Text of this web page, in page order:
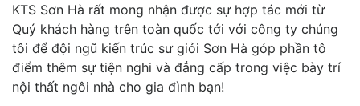
KTS Sơn Hà rất mong nhận được sự hợp tác mới từ
Quý khách hàng trên toàn quốc tới với công ty chúng
tôi để đội ngũ kiến trúc sư giỏi Sơn Hà góp phần tô
điểm thêm sự tiện nghi và đẳng cấp trong việc bày trí
nội thất ngôi nhà cho gia đình bạn!